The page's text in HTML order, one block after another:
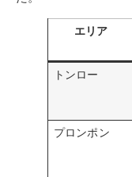
エリア
トンロー
プロンポン